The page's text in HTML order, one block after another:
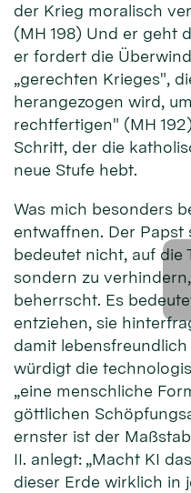
der Krieg moralisch
(MH 198) Und er geht
er fordert die
„gerechten Krieges",
herangezogen wird,
rechtfertigen" (MH
Schritt, der die
neue Stufe hebt.
Was mich besonders
entwaffnen. Der Papst
bedeutet nicht, auf die
sondern zu
beherrscht. Es
entziehen, sie
damit lebensfreundlich
würdigt die
„eine menschliche
göttlichen
ernster ist der
II. anlegt: „Macht KI
dieser Erde wirklich in